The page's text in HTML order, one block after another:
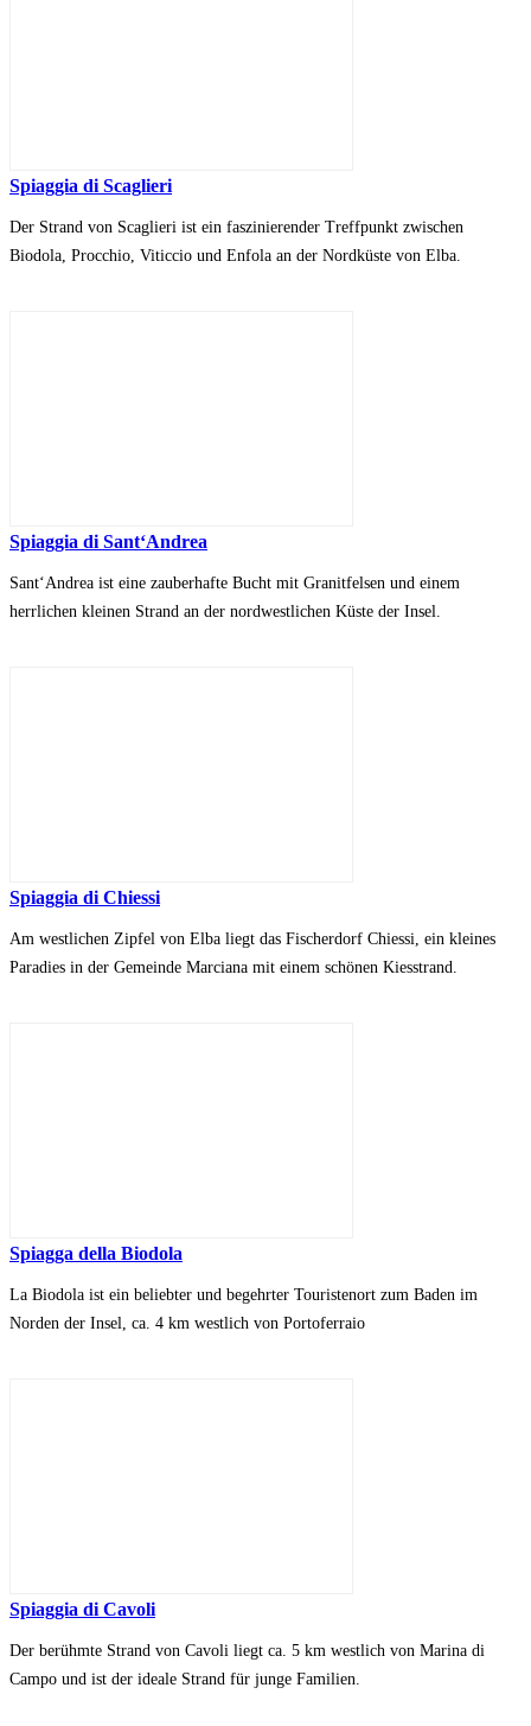
Spiaggia di Scaglieri
Der Strand von Scaglieri ist ein faszinierender Treffpunkt zwischen
Biodola, Procchio, Viticcio und Enfola an der Nordküste von Elba.
Spiaggia di Sant‘Andrea
Sant‘Andrea ist eine zauberhafte Bucht mit Granitfelsen und einem
herrlichen kleinen Strand an der nordwestlichen Küste der Insel.
Spiaggia di Chiessi
Am westlichen Zipfel von Elba liegt das Fischerdorf Chiessi, ein kleines
Paradies in der Gemeinde Marciana mit einem schönen Kiesstrand.
Spiagga della Biodola
La Biodola ist ein beliebter und begehrter Touristenort zum Baden im
Norden der Insel, ca. 4 km westlich von Portoferraio
Spiaggia di Cavoli
Der berühmte Strand von Cavoli liegt ca. 5 km westlich von Marina di
Campo und ist der ideale Strand für junge Familien.